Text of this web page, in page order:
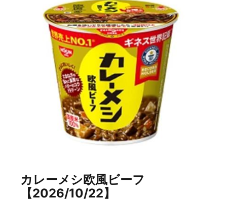
カレーメシ欧風ビーフ
【2026/10/22】